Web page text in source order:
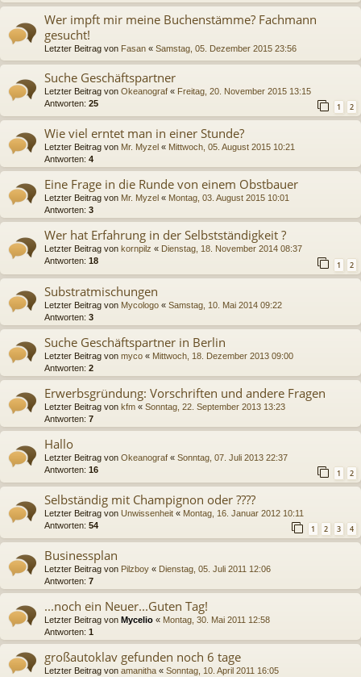
Wer impft mir meine Buchenstämme? Fachmann
gesucht!
Letzter Beitrag von Fasan « Samstag, 05. Dezember 2015 23:56
Suche Geschäftspartner
Letzter Beitrag von Okeanograf « Freitag, 20. November 2015 13:15
Antworten: 25 1 2
Wie viel erntet man in einer Stunde?
Letzter Beitrag von Mr. Myzel « Mittwoch, 05. August 2015 10:21
Antworten: 4
Eine Frage in die Runde von einem Obstbauer
Letzter Beitrag von Mr. Myzel « Montag, 03. August 2015 10:01
Antworten: 3
Wer hat Erfahrung in der Selbstständigkeit ?
Letzter Beitrag von kornpilz « Dienstag, 18. November 2014 08:37
Antworten: 18 1 2
Substratmischungen
Letzter Beitrag von Mycologo « Samstag, 10. Mai 2014 09:22
Antworten: 3
Suche Geschäftspartner in Berlin
Letzter Beitrag von myco « Mittwoch, 18. Dezember 2013 09:00
Antworten: 2
Erwerbsgründung: Vorschriften und andere Fragen
Letzter Beitrag von kfm « Sonntag, 22. September 2013 13:23
Antworten: 7
Hallo
Letzter Beitrag von Okeanograf « Sonntag, 07. Juli 2013 22:37
Antworten: 16 1 2
Selbständig mit Champignon oder ????
Letzter Beitrag von Unwissenheit « Montag, 16. Januar 2012 10:11
Antworten: 54 1 2 3 4
Businessplan
Letzter Beitrag von Pilzboy « Dienstag, 05. Juli 2011 12:06
Antworten: 7
...noch ein Neuer...Guten Tag!
Letzter Beitrag von Mycelio « Montag, 30. Mai 2011 12:58
Antworten: 1
großautoklav gefunden noch 6 tage
Letzter Beitrag von amanitha « Sonntag, 10. April 2011 16:05